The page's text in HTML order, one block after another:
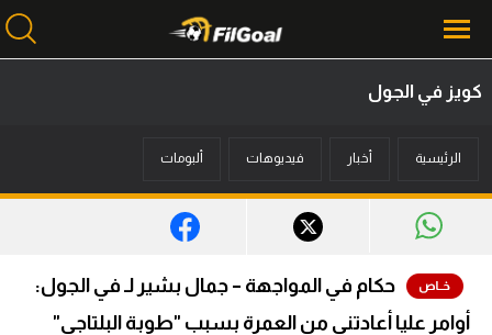
أخبار
ميركاتو
كويز في الجول
الرئيسية أخبار فيديوهات ألبومات
حكام في المواجهة – جمال بشير لـ في الجول:
أوامر عليا أعادتني من العمرة بسبب "طوبة البلتاجي"